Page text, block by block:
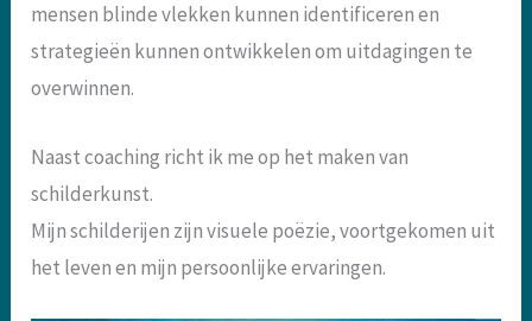
mensen blinde vlekken kunnen identificeren en
strategieën kunnen ontwikkelen om uitdagingen te
overwinnen.
Naast coaching richt ik me op het maken van
schilderkunst.
Mijn schilderijen zijn visuele poëzie, voortgekomen uit
het leven en mijn persoonlijke ervaringen.